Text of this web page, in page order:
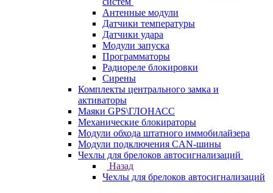
Антенные модули
Датчики температуры
Датчики удара
Модули запуска
Программаторы
Радиореле блокировки
Сирены
Комплекты центрального замка и
активаторы
Маяки GPS\ГЛОНАСС
Механические блокираторы
Модули обхода штатного иммобилайзера
Модули подключения CAN-шины
Чехлы для брелоков автосигнализаций
Назад
Чехлы для брелоков автосигнализаций